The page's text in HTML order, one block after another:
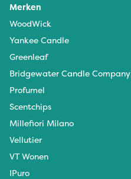
Merken
WoodWick
Yankee Candle
Greenleaf
Bridgewater Candle Company
Profumel
Scentchips
Millefiori Milano
Vellutier
VT Wonen
IPuro